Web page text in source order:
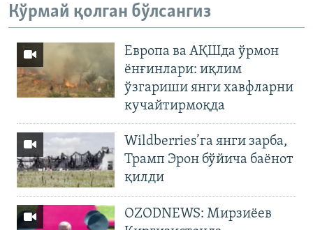
Кўрмай қолган бўлсангиз
Европа ва АҚШда ўрмон
ёнғинлари: иқлим
ўзгариши янги хавфларни
кучайтирмоқда
Wildberries’га янги зарба,
Трамп Эрон бўйича баёнот
қилди
OZODNEWS: Мирзиёев